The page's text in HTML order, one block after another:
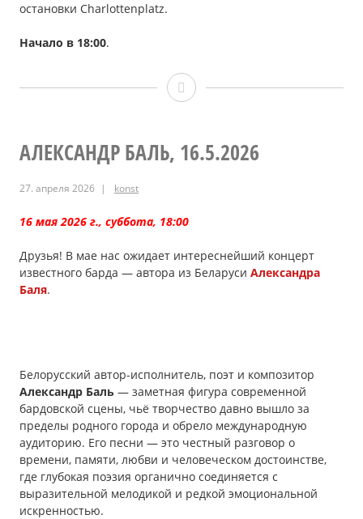
остановки Сharlottenplatz.
Начало в 18:00.
Филипп
13.6.2026
АЛЕКСАНДР БАЛЬ, 16.5.2026
27. апреля 2026 konst
16 мая 2026 г., суббота, 18:00
Друзья! В мае нас ожидает интереснейший концерт
известного барда — автора из Беларуси Александра
Баля.
Белорусcкий автор-исполнитель, поэт и композитор
Александр Баль — заметная фигура современной
бардовской сцены, чьё творчество давно вышло за
пределы родного города и обрело международную
аудиторию. Его песни — это честный разговор о
времени, памяти, любви и человеческом достоинстве,
где глубокая поэзия органично соединяется с
выразительной мелодикой и редкой эмоциональной
искренностью.